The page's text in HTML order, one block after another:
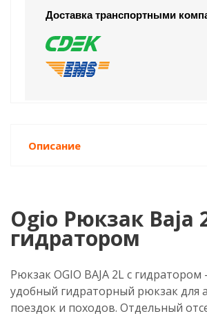
Доставка транспортными
Описание
Ogio Рюкзак Baja
гидратором
Рюкзак OGIO BAJA 2L с гидратором
удобный гидраторный рюкзак для
поездок и походов. Отдельный